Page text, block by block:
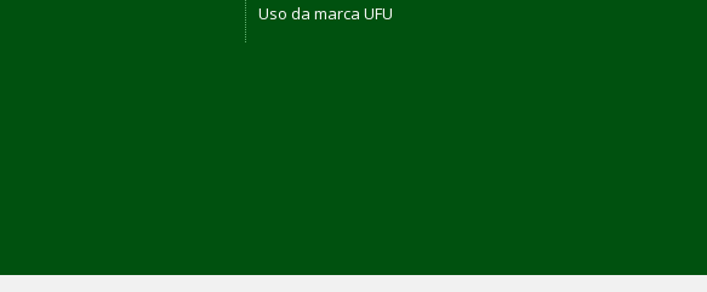
Uso da marca UFU